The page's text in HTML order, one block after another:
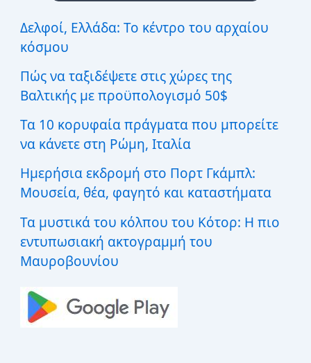
σ
η
γ
α
:
Δελφοί, Ελλάδα: Το κέντρο του αρχαίου
κόσμου
Πώς να ταξιδέψετε στις χώρες της
Βαλτικής με προϋπολογισμό 50$
Τα 10 κορυφαία πράγματα που μπορείτε
να κάνετε στη Ρώμη, Ιταλία
Ημερήσια εκδρομή στο Πορτ Γκάμπλ:
Μουσεία, θέα, φαγητό και καταστήματα
Τα μυστικά του κόλπου του Κότορ: Η πιο
εντυπωσιακή ακτογραμμή του
Μαυροβουνίου